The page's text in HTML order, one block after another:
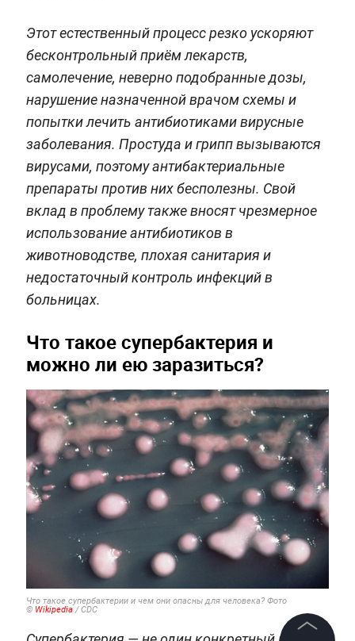
Этот естественный процесс резко ускоряют
бесконтрольный приём лекарств,
самолечение, неверно подобранные дозы,
нарушение назначенной врачом схемы и
попытки лечить антибиотиками вирусные
заболевания. Простуда и грипп вызываются
вирусами, поэтому антибактериальные
препараты против них бесполезны. Свой
вклад в проблему также вносят чрезмерное
использование антибиотиков в
животноводстве, плохая санитария и
недостаточный контроль инфекций в
больницах.
Что такое супербактерия и
можно ли ею заразиться?
Что такое супербактерии и чем они опасны для человека? Фото
© Wikipedia/ CDC